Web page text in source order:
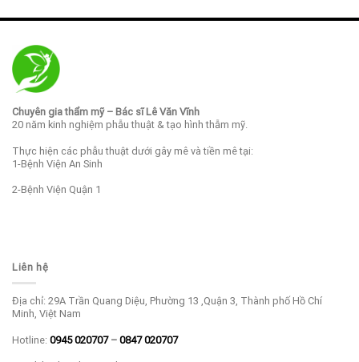
Chuyên gia thẩm mỹ – Bác sĩ Lê Văn Vĩnh
20 năm kinh nghiệm phẫu thuật & tạo hình thẫm mỹ.
Thực hiện các phẫu thuật dưới gây mê và tiền mê tại:
1-Bệnh Viện An Sinh
2-Bệnh Viện Quận 1
Liên hệ
Địa chỉ: 29A Trần Quang Diệu, Phường 13 ,Quận 3, Thành phố Hồ Chí
Minh, Việt Nam
Hotline: 0945 020707– 0847 020707